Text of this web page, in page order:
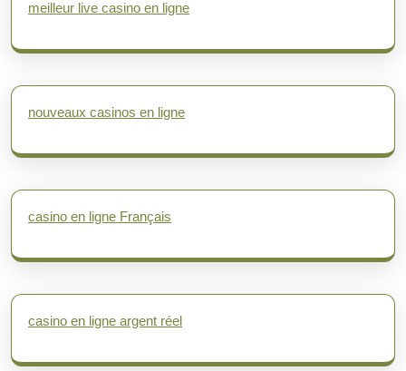
meilleur live casino en ligne
nouveaux casinos en ligne
casino en ligne Français
casino en ligne argent réel